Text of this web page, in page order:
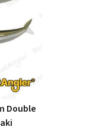
Double